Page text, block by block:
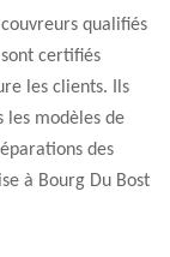
qualifiés
certifiés
les clients. Ils
les modèles de
des
à Bourg Du Bost